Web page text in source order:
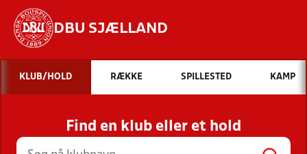
DBU SJÆLLAND
Hvad vil du søge efter?
INDHOLD OG NYHEDER
STILLINGER, RESULTATER, KLUBBER OG
HOLD
KLUB/HOLD RÆKKE SPILLESTED KAMP
Find en klub eller et hold